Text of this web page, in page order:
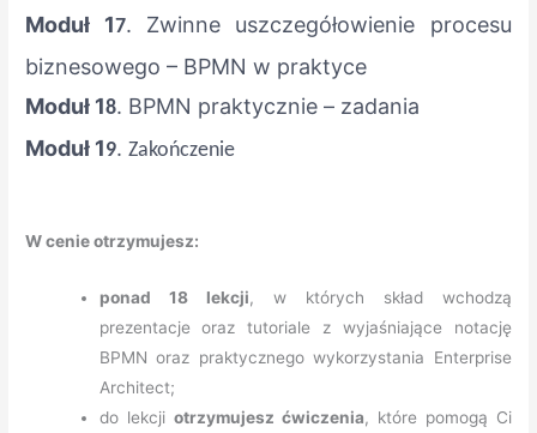
Moduł 17. Zwinne uszczegółowienie procesu
biznesowego – BPMN w praktyce
Moduł 18. BPMN praktycznie – zadania
Moduł 19.Zakończenie
W cenie otrzymujesz:
ponad 18 lekcji, w których skład wchodzą
prezentacje oraz tutoriale z wyjaśniające notację
BPMN oraz praktycznego wykorzystania Enterprise
Architect;
do lekcji otrzymujesz ćwiczenia, które pomogą Ci